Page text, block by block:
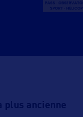
plus ancienne